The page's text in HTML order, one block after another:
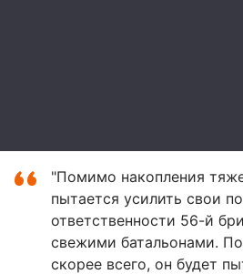
"Помимо накопления
пытается усилить свои
ответственности 56-й
свежими батальонами.
скорее всего, он будет